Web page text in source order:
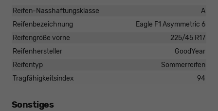
Reifen-Nasshaftungsklasse
A
Reifenbezeichnung
Eagle F1 Asymmetric 6
Reifengröße vorne
225/45 R17
Reifenhersteller
GoodYear
Reifentyp
Sommerreifen
Tragfähigkeitsindex
94
Sonstiges